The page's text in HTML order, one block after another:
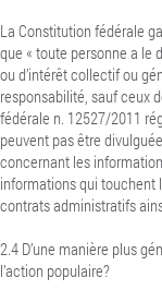
La Constitution fédérale
que « toute personne a le
ou d’intérêt collectif ou
responsabilité, sauf ceux
fédérale n. 12527/2011
peuvent pas être
concernant les
informations qui touchent
contrats administratifs
2.4 D’une manière plus
l’action populaire?